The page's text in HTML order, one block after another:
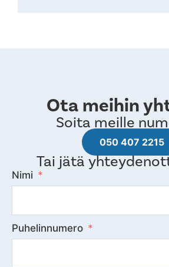
Ota meihin
Soita meille
050 407 2215
Tai jätä
Nimi
Puhelinnumero